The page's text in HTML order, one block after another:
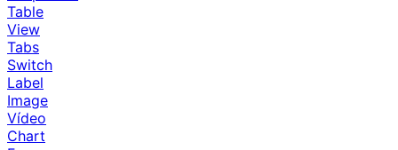
Table
View
Tabs
Switch
Label
Image
Vídeo
Chart